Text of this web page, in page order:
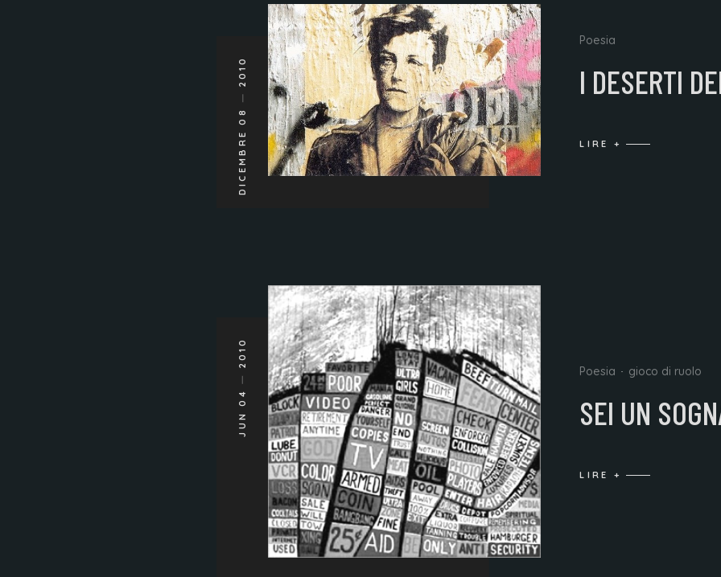
Poesia
I DESERTI
LIRE +
DICEMBRE 08
2010
Poesia gioco di ruolo
SEI UN
LIRE +
JUN 04
2010